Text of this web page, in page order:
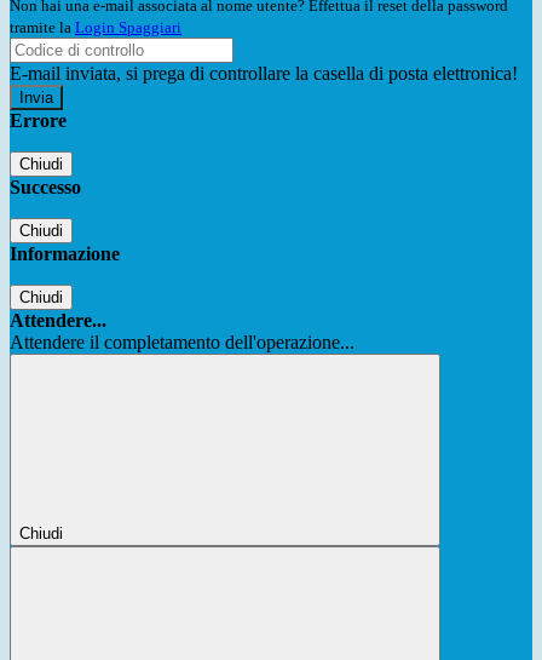
Non hai una e-mail associata al nome utente? Effettua il reset della password
tramite la Login Spaggiari
E-mail inviata, si prega di controllare la casella di posta elettronica!
Errore
Chiudi
Successo
Chiudi
Informazione
Chiudi
Attendere...
Attendere il completamento dell'operazione...
Chiudi